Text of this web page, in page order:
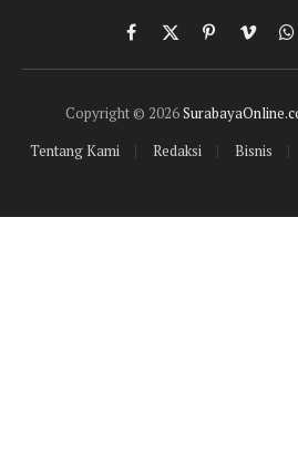
Facebook
X
(Twitter)
PinterestVimeo
Copyright © 2026
Tentang Kami
Redaksi Bisnis